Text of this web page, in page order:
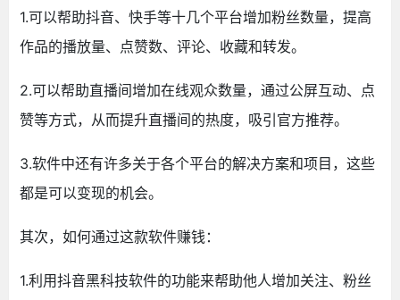
1.可以帮助抖音、快手等十几个平台增加粉丝数量，提高
作品的播放量、点赞数、评论、收藏和转发。
2.可以帮助直播间增加在线观众数量，通过公屏互动、点
赞等方式，从而提升直播间的热度，吸引官方推荐。
3.软件中还有许多关于各个平台的解决方案和项目，这些
都是可以变现的机会。
其次，如何通过这款软件赚钱：
1.利用抖音黑科技软件的功能来帮助他人增加关注、粉丝